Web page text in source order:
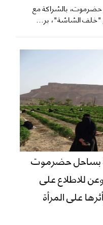
حضرموت، بالشراكة مع
"خلف الشاشة"، بر...
بساحل حضرموت
للاطلاع على
على المرأة